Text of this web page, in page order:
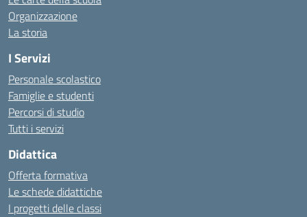
Organizzazione
La storia
I Servizi
Personale scolastico
Famiglie e studenti
Percorsi di studio
Tutti i servizi
Didattica
Offerta formativa
Le schede didattiche
I progetti delle classi